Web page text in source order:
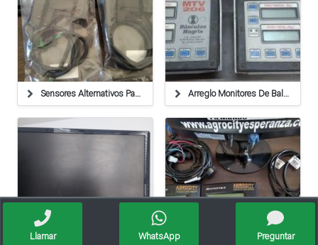
Sensores Alternativos Para Monitores De Siembra Arreglo Monitores De Balanza Magris. Cables De Alimenta
Llamar WhatsApp Preguntar